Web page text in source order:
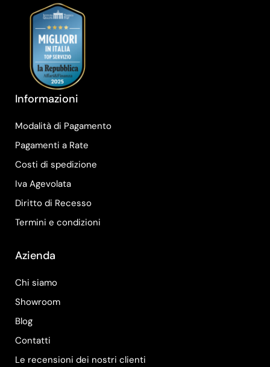
Informazioni
Modalità di Pagamento
Pagamenti a Rate
Costi di spedizione
Iva Agevolata
Diritto di Recesso
Termini e condizioni
Azienda
Chi siamo
Showroom
Blog
Contatti
Le recensioni dei nostri clienti